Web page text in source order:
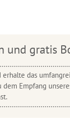
und gratis
das
Empfang